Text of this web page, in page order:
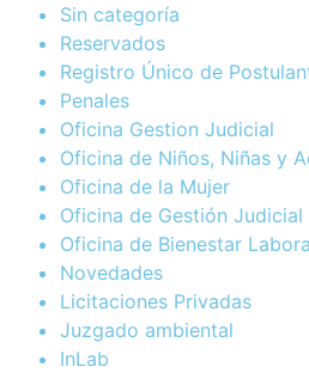
Sin categoría
Reservados
Registro Único de
Penales
Oficina Gestion Judicial
Oficina de Niños, Niñas y
Oficina de la Mujer
Oficina de Gestión Judicial
Oficina de Bienestar
Novedades
Licitaciones Privadas
Juzgado ambiental
InLab